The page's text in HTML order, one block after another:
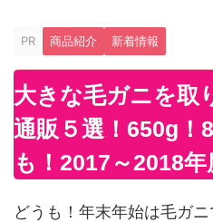
PR 商品紹介 新着情報
大きな毛ガニを取
通販５選！650g！
も！2017～2018年
どうも！年末年始は毛ガ